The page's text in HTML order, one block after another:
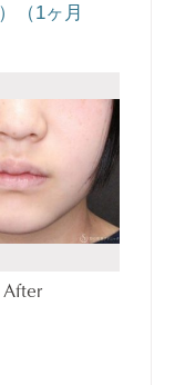
（1ヶ月
After